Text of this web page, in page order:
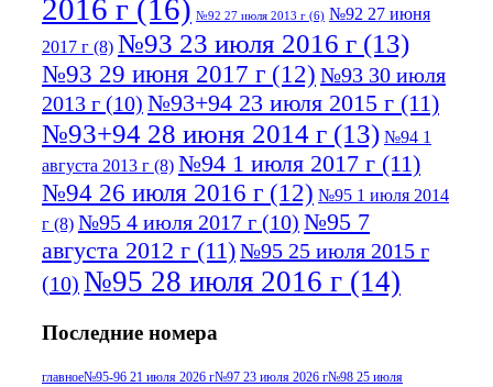
2016 г (16) №92 27 июля 2013 г (6) №92 27 июня
2017 г (8) №93 23 июля 2016 г (13)
№93 29 июня 2017 г (12) №93 30 июля
2013 г (10) №93+94 23 июля 2015 г (11)
№93+94 28 июня 2014 г (13) №94 1
августа 2013 г (8) №94 1 июля 2017 г (11)
№94 26 июля 2016 г (12) №95 1 июля 2014
г (8) №95 4 июля 2017 г (10) №95 7
августа 2012 г (11)№95 25 июля 2015 г
(10) №95 28 июля 2016 г (14)
июля 2017 г(11)№96 9 августа 2012
г(13) №96 28 июля 2015 г(9) №96+97 3
Последние номера
главное№95-96 21 июля 2026 г№97 23 июля 2026 г№98 25 июля